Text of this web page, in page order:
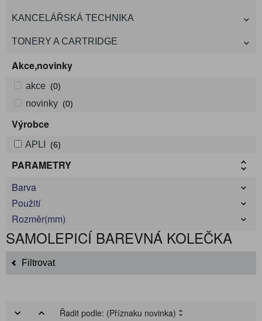
KANCELÁŘSKÁ TECHNIKA
TONERY A CARTRIDGE
Akce,novinky
akce (0)
novinky (0)
Výrobce
APLI (6)
PARAMETRY
Barva
Použití
Rozměr(mm)
SAMOLEPICÍ BAREVNÁ KOLEČKA
Filtrovat
Řadit podle: (Příznaku novinka)